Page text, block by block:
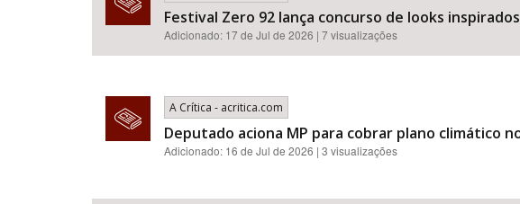
Festival Zero 92 lança concurso de looks
Adicionado: 17 de Jul de 2026 | 7 visualizações
A Crítica - acritica.com
Deputado aciona MP para cobrar plano climático
Adicionado: 16 de Jul de 2026 | 3 visualizações